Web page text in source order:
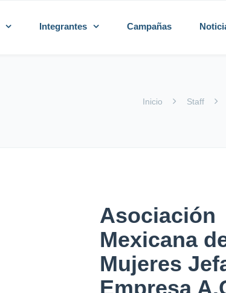
Integrantes Campañas
Inicio Staff
Asociación
Mexicana
Mujeres
Empresa